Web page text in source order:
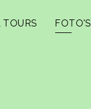
FOTO'S